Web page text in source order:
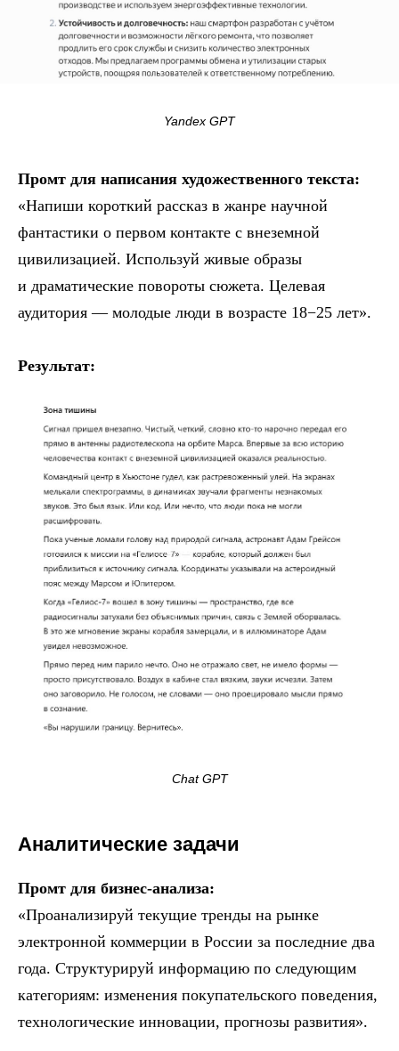
Yandex GPT
Промт для написания художественного текста:
«Напиши короткий рассказ в жанре научной
фантастики о первом контакте с внеземной
цивилизацией. Используй живые образы
и драматические повороты сюжета. Целевая
аудитория — молодые люди в возрасте 18−25 лет».
Результат:
Chat GPT
Аналитические задачи
Промт для бизнес-анализа:
«Проанализируй текущие тренды на рынке
электронной коммерции в России за последние два
года. Структурируй информацию по следующим
категориям: изменения покупательского поведения,
технологические инновации, прогнозы развития».